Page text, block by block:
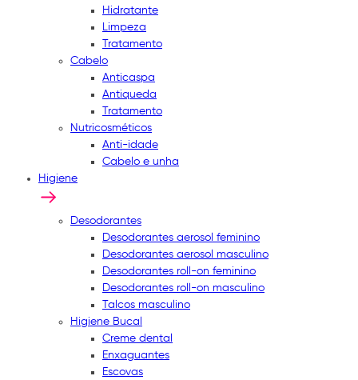
Hidratante
Limpeza
Tratamento
Cabelo
Anticaspa
Antiqueda
Tratamento
Nutricosméticos
Anti-idade
Cabelo e unha
Higiene
Desodorantes
Desodorantes aerosol feminino
Desodorantes aerosol masculino
Desodorantes roll-on feminino
Desodorantes roll-on masculino
Talcos masculino
Higiene Bucal
Creme dental
Enxaguantes
Escovas